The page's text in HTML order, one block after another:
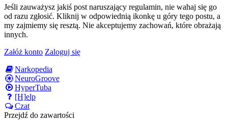
Jeśli zauważysz jakiś post naruszający regulamin, nie wahaj się go
od razu zgłosić. Kliknij w odpowiednią ikonkę u góry tego postu, a
my zajmiemy się resztą. Nie akceptujemy zachowań, które obrażają
innych.
Załóż konto Zaloguj się
Narkopedia
NeuroGroove
HyperTuba
[H]elp
Czat
Przejdź do zawartości